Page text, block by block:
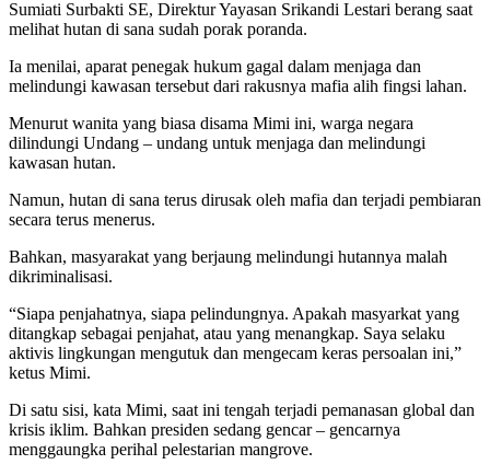
Sumiati Surbakti SE, Direktur Yayasan Srikandi Lestari berang saat
melihat hutan di sana sudah porak poranda.
Ia menilai, aparat penegak hukum gagal dalam menjaga dan
melindungi kawasan tersebut dari rakusnya mafia alih fingsi lahan.
Menurut wanita yang biasa disama Mimi ini, warga negara
dilindungi Undang – undang untuk menjaga dan melindungi
kawasan hutan.
Namun, hutan di sana terus dirusak oleh mafia dan terjadi pembiaran
secara terus menerus.
Bahkan, masyarakat yang berjaung melindungi hutannya malah
dikriminalisasi.
“Siapa penjahatnya, siapa pelindungnya. Apakah masyarkat yang
ditangkap sebagai penjahat, atau yang menangkap. Saya selaku
aktivis lingkungan mengutuk dan mengecam keras persoalan ini,”
ketus Mimi.
Di satu sisi, kata Mimi, saat ini tengah terjadi pemanasan global dan
krisis iklim. Bahkan presiden sedang gencar – gencarnya
menggaungka perihal pelestarian mangrove.